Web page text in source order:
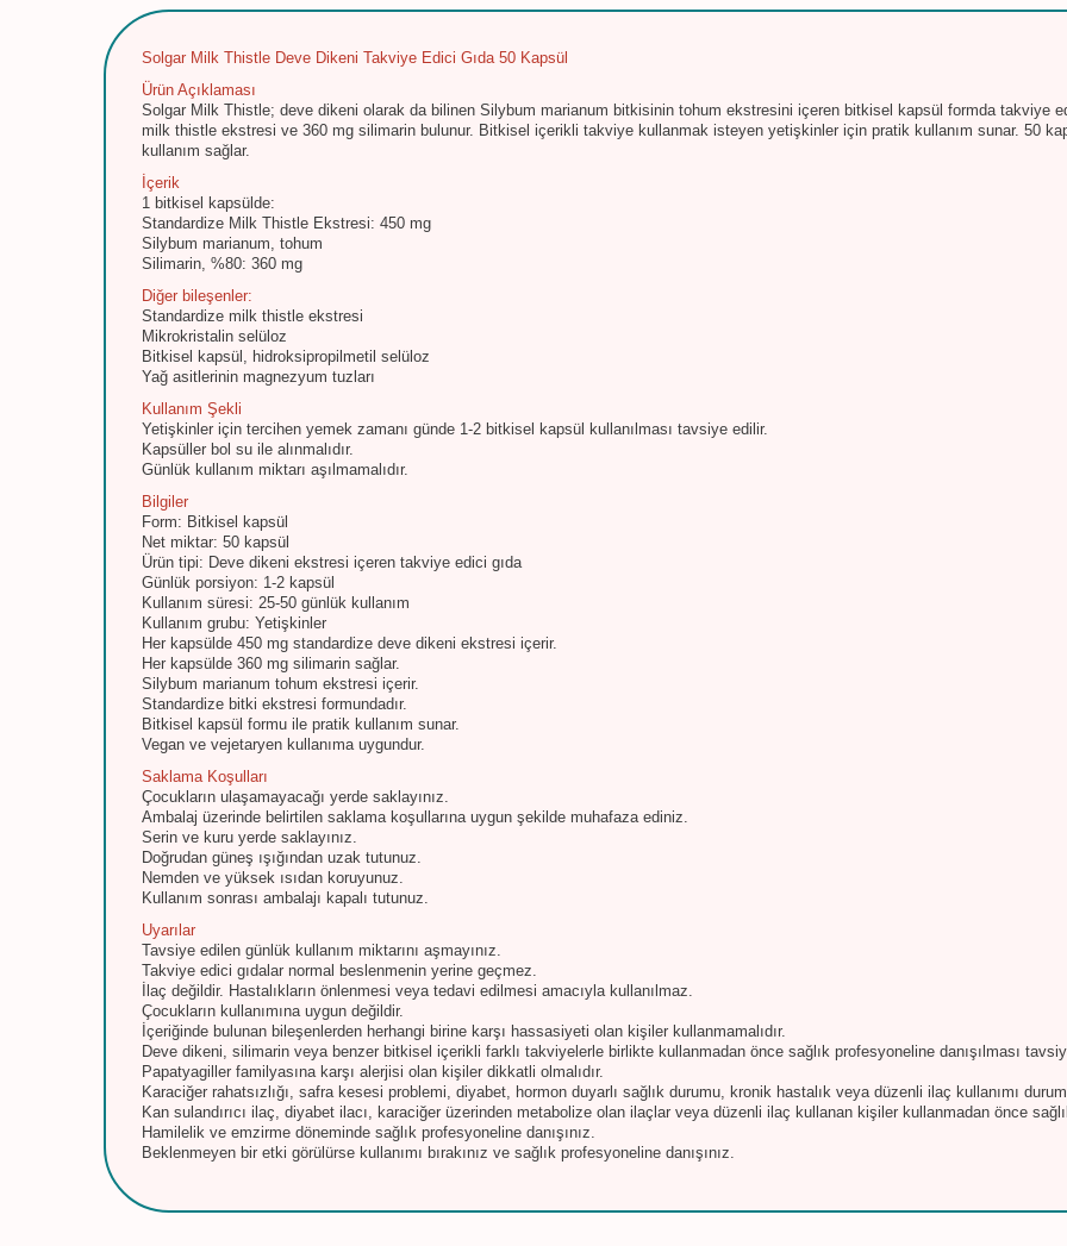
Solgar Milk Thistle Deve Dikeni Takviye Edici Gıda 50 Kapsül
Ürün Açıklaması
Solgar Milk Thistle; deve dikeni olarak da bilinen Silybum marianum bitkisinin tohum ekstresini içeren bitkisel kapsül formda takviye
milk thistle ekstresi ve 360 mg silimarin bulunur. Bitkisel içerikli takviye kullanmak isteyen yetişkinler için pratik kullanım sunar. 50
kullanım sağlar.
İçerik
1 bitkisel kapsülde:
Standardize Milk Thistle Ekstresi: 450 mg
Silybum marianum, tohum
Silimarin, %80: 360 mg
Diğer bileşenler:
Standardize milk thistle ekstresi
Mikrokristalin selüloz
Bitkisel kapsül, hidroksipropilmetil selüloz
Yağ asitlerinin magnezyum tuzları
Kullanım Şekli
Yetişkinler için tercihen yemek zamanı günde 1-2 bitkisel kapsül kullanılması tavsiye edilir.
Kapsüller bol su ile alınmalıdır.
Günlük kullanım miktarı aşılmamalıdır.
Bilgiler
Form: Bitkisel kapsül
Net miktar: 50 kapsül
Ürün tipi: Deve dikeni ekstresi içeren takviye edici gıda
Günlük porsiyon: 1-2 kapsül
Kullanım süresi: 25-50 günlük kullanım
Kullanım grubu: Yetişkinler
Her kapsülde 450 mg standardize deve dikeni ekstresi içerir.
Her kapsülde 360 mg silimarin sağlar.
Silybum marianum tohum ekstresi içerir.
Standardize bitki ekstresi formundadır.
Bitkisel kapsül formu ile pratik kullanım sunar.
Vegan ve vejetaryen kullanıma uygundur.
Saklama Koşulları
Çocukların ulaşamayacağı yerde saklayınız.
Ambalaj üzerinde belirtilen saklama koşullarına uygun şekilde muhafaza ediniz.
Serin ve kuru yerde saklayınız.
Doğrudan güneş ışığından uzak tutunuz.
Nemden ve yüksek ısıdan koruyunuz.
Kullanım sonrası ambalajı kapalı tutunuz.
Uyarılar
Tavsiye edilen günlük kullanım miktarını aşmayınız.
Takviye edici gıdalar normal beslenmenin yerine geçmez.
İlaç değildir. Hastalıkların önlenmesi veya tedavi edilmesi amacıyla kullanılmaz.
Çocukların kullanımına uygun değildir.
İçeriğinde bulunan bileşenlerden herhangi birine karşı hassasiyeti olan kişiler kullanmamalıdır.
Deve dikeni, silimarin veya benzer bitkisel içerikli farklı takviyelerle birlikte kullanmadan önce sağlık profesyoneline danışılması
Papatyagiller familyasına karşı alerjisi olan kişiler dikkatli olmalıdır.
Karaciğer rahatsızlığı, safra kesesi problemi, diyabet, hormon duyarlı sağlık durumu, kronik hastalık veya düzenli ilaç kullanımı
Kan sulandırıcı ilaç, diyabet ilacı, karaciğer üzerinden metabolize olan ilaçlar veya düzenli ilaç kullanan kişiler kullanmadan önce
Hamilelik ve emzirme döneminde sağlık profesyoneline danışınız.
Beklenmeyen bir etki görülürse kullanımı bırakınız ve sağlık profesyoneline danışınız.